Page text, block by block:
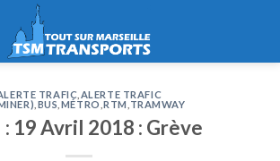
TRAFIC ALERTE TRAFIC
BUS MÉTRO ,RTM TRAMWAY
: 19 Avril 2018 : Grève